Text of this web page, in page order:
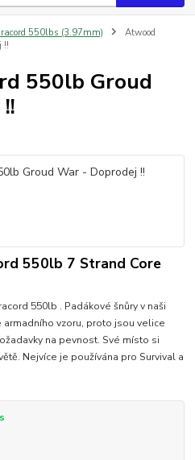
550lbs (3.97mm)
Atwood
!!
550lb Groud
550lb 7 Strand Core
550lb . Padákové šnůry v naši
vzoru, proto jsou velice
na pevnost. Své místo si
Nejvíce je používána pro Survival a